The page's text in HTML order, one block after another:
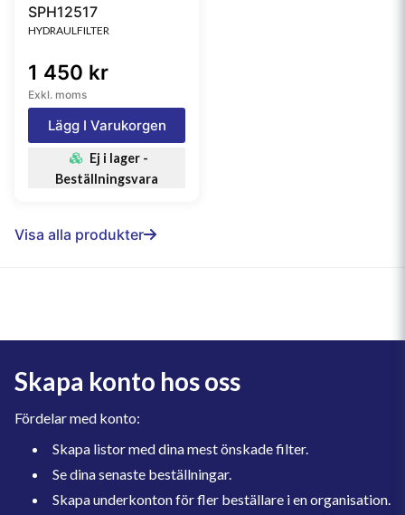
SPH12517
HYDRAULFILTER
1 450 kr
Exkl. moms
Lägg I Varukorgen
Ej i lager -
Beställningsvara
Visa alla produkter
Skapa konto hos oss
Fördelar med konto:
Skapa listor med dina mest önskade filter.
Se dina senaste beställningar.
Skapa underkonton för fler beställare i en organisation.